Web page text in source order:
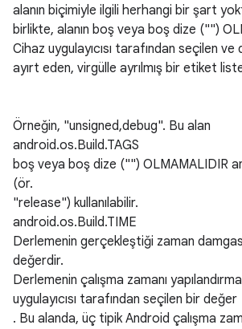
alanın biçimiyle ilgili herhangi bir şart
birlikte, alanın boş veya boş dize ("")
Cihaz uygulayıcısı tarafından seçilen
ayırt eden, virgülle ayrılmış bir etiket
Örneğin, "unsigned,debug". Bu alan
android.os.Build.TAGS
boş veya boş dize ("") OLMAMALIDIR
(ör.
"release") kullanılabilir.
android.os.Build.TIME
Derlemenin gerçekleştiği zaman
değerdir.
Derlemenin çalışma zamanı
uygulayıcısı tarafından seçilen bir değer
. Bu alanda, üç tipik Android çalışma